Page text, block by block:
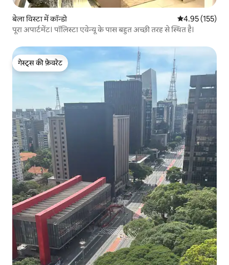
बेला विस्टा में कॉन्डो औसत रेटिंग 5 में से
4.95 (155)
पूरा अपार्टमेंट। पॉलिस्टा एवेन्यू के पास बहुत अच्छी तरह से स्थित है।
गेस्ट्स की फ़ेवरेट
गेस्ट्स की फ़ेवरेट